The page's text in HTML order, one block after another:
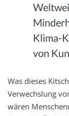
Klima-
von
Was dieses
Verwechslung
wären